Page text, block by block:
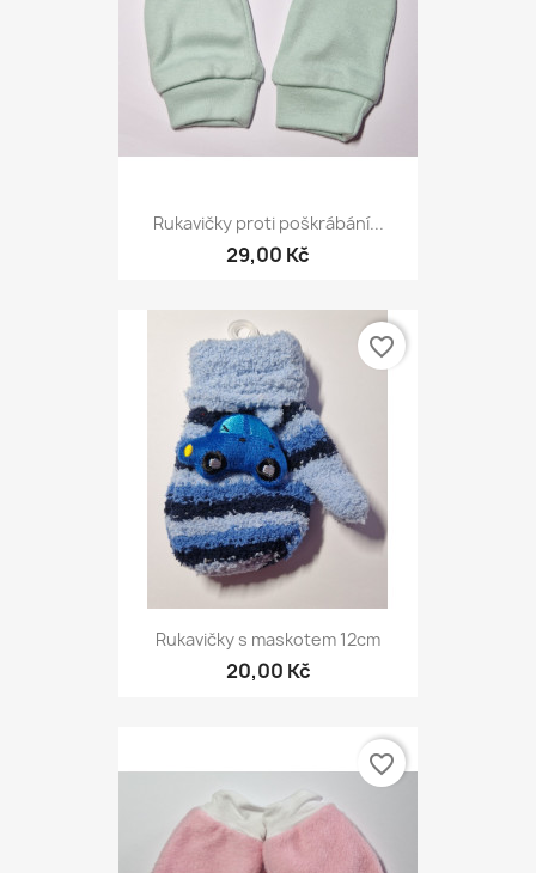
Rukavičky proti poškrábání...
29,00 Kč
Rukavičky s maskotem 12cm
20,00 Kč
favorite_border
favorite_border